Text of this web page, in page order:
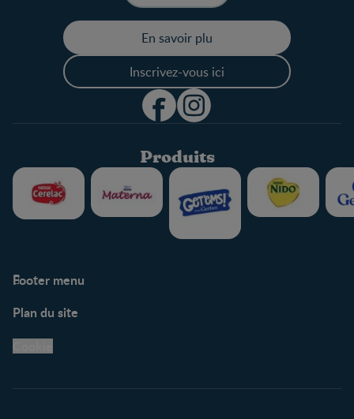
En savoir plu
Inscrivez-vous ici
Produits
Footer menu
Centre de soutien
Avis légaux
Protection des
Plan du site